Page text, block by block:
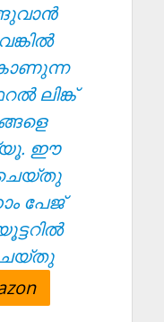
ലിങ്ക്
ഈ
ചെയ്തു
പേജ്